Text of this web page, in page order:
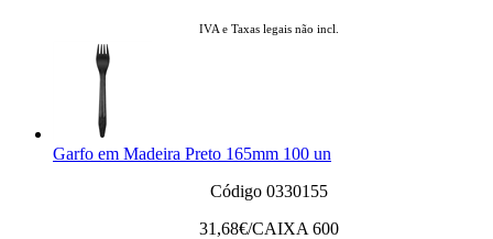
IVA e Taxas legais não incl.
Garfo em Madeira Preto 165mm 100 un
Código 0330155
31,68€/CAIXA 600